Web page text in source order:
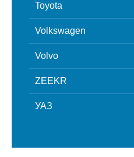
Toyota
Volkswagen
Volvo
ZEEKR
УАЗ